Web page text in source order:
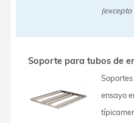
Soporte para tubos de
ensayo